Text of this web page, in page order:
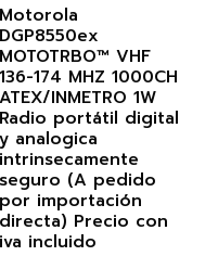
-18%
Agotado
Motorola
DGP8550ex
MOTOTRBO™ VHF
136-174 MHZ 1000CH
ATEX/INMETRO 1W
Radio portátil digital
y analogica
intrinsecamente
seguro (A pedido
por importación
directa) Precio con
iva incluido